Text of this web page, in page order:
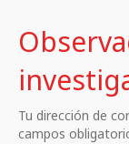
Tu dirección de
campos